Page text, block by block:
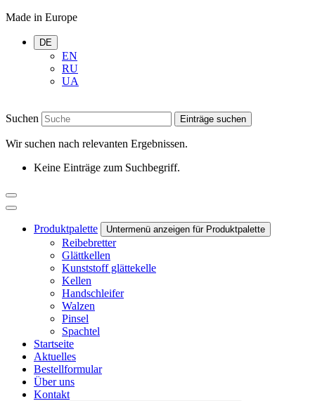
Made in Europe
DE
EN
RU
UA
Suchen Einträge suchen
Wir suchen nach relevanten Ergebnissen.
Keine Einträge zum Suchbegriff.
Produktpalette Untermenü anzeigen für Produktpalette
Reibebretter
Glättkellen
Kunststoff glättekelle
Kellen
Handschleifer
Walzen
Pinsel
Spachtel
Startseite
Aktuelles
Bestellformular
Über uns
Kontakt